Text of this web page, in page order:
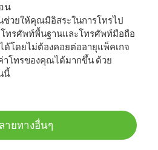
น
ช่วยให้คุณมีอิสระในการโทรไป
โทรศัพท์พื้นฐานและโทรศัพท์มือถือ
ด้โดยไม่ต้องคอยต่ออายุแพ็คเกจ
โทรของคุณได้มากขึ้น ด้วย
นี้
ายทางอื่นๆ